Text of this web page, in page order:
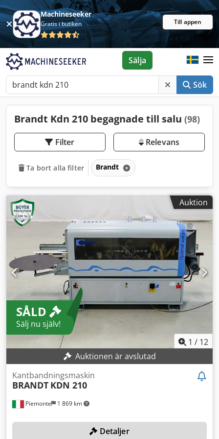
Machineseeker
Gratis i butiken Till appen
Sök
Sälja
Brandt Kdn 210 begagnade till salu (98)
Filter Relevans
Ta bort alla filter Brandt
Auktion
SÅLD
Sälj nu själv!
1 / 12
Auktionen är avslutad
Piemonte 1 869 km
Kantbandningsmaskin
BRANDT KDN 210
Detaljer